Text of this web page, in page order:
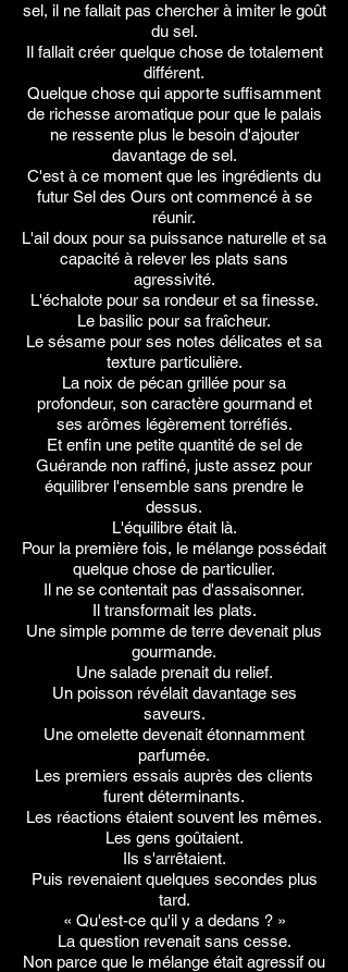
sel, il ne fallait pas chercher à imiter le goût
du sel.
Il fallait créer quelque chose de totalement
différent.
Quelque chose qui apporte suffisamment
de richesse aromatique pour que le palais
ne ressente plus le besoin d'ajouter
davantage de sel.
C'est à ce moment que les ingrédients du
futur Sel des Ours ont commencé à se
réunir.
L'ail doux pour sa puissance naturelle et sa
capacité à relever les plats sans
agressivité.
L'échalote pour sa rondeur et sa finesse.
Le basilic pour sa fraîcheur.
Le sésame pour ses notes délicates et sa
texture particulière.
La noix de pécan grillée pour sa
profondeur, son caractère gourmand et
ses arômes légèrement torréfiés.
Et enfin une petite quantité de sel de
Guérande non raffiné, juste assez pour
équilibrer l'ensemble sans prendre le
dessus.
L'équilibre était là.
Pour la première fois, le mélange possédait
quelque chose de particulier.
Il ne se contentait pas d'assaisonner.
Il transformait les plats.
Une simple pomme de terre devenait plus
gourmande.
Une salade prenait du relief.
Un poisson révélait davantage ses
saveurs.
Une omelette devenait étonnamment
parfumée.
Les premiers essais auprès des clients
furent déterminants.
Les réactions étaient souvent les mêmes.
Les gens goûtaient.
Ils s'arrêtaient.
Puis revenaient quelques secondes plus
tard.
« Qu'est-ce qu'il y a dedans ? »
La question revenait sans cesse.
Non parce que le mélange était agressif ou